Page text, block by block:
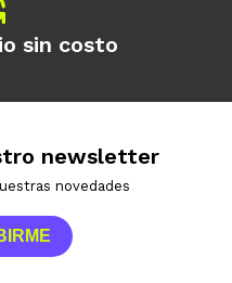
sin costo
newsletter
novedades